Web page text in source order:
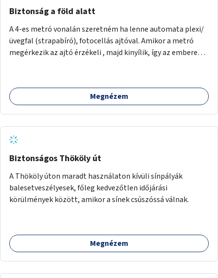
nagyváros vízmegtartási megoldásait mutatja be:
Biztonság a föld alatt
A 4-es metró vonalán szeretném ha lenne automata plexi/
üvegfal (strapabíró), fotocellás ajtóval. Amikor a metró
megérkezik az ajtó érzékeli , majd kinyílik, így az emberek
Megnézem
Biztonságos Thököly út
A Thököly úton maradt használaton kívüli sínpályák
balesetveszélyesek, főleg kedvezőtlen időjárási
körülmények között, amikor a sínek csúszóssá válnak.
Megnézem